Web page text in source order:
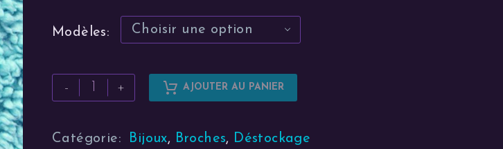
Modèles Choisir une option
-
quantité
de
-
+ AJOUTER AU PANIER
Catégorie:
Bijoux, Broches, Déstockage